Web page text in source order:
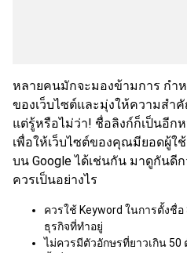
หลายคนมักจะมองข้ามการ กำ
ของเว็บไซต์และมุ่งให้ความสำคั
แต่รู้หรือไม่ว่า! ชื่อลิงก์ก็เป็นอีก
เพื่อให้เว็บไซต์ของคุณมียอดผู้ใ
บน Google ได้เช่นกัน มาดูกันดี
ควรเป็นอย่างไร
ควรใช้ Keyword ในการตั้งชื่อ
ธุรกิจที่ทำอยู่
ไม่ควรมีตัวอักษรที่ยาวเกิน 50